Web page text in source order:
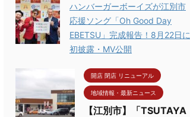
ハンバーガーボーイズが江別市
応援ソング「Oh Good Day
EBETSU」完成報告！8月22日に
初披露・MV公開
開店 閉店 リニューアル
地域情報・最新ニュース
【江別市】「TSUTAYA